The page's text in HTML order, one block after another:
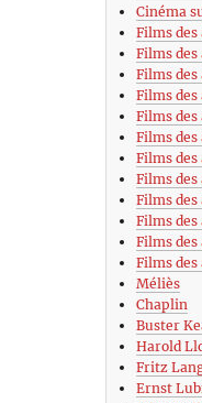
Cinéma
Films des
Films des
Films des
Films des
Films des
Films des
Films des
Films des
Films des
Films des
Films
Films des
Méliès
Chaplin
Buster
Harold
Fritz
Ernst